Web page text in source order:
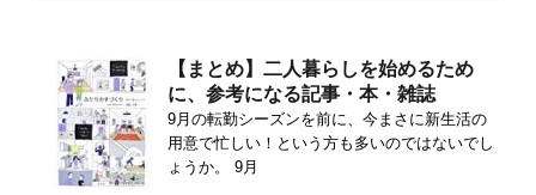
【まとめ】二人暮らしを始めるため
に、参考になる記事・本・雑誌
9月の転勤シーズンを前に、今まさに新生活の
用意で忙しい！という方も多いのではないでし
ょうか。 9月